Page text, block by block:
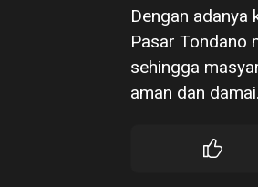
Dengan adanya
Pasar Tondano
sehingga
aman dan